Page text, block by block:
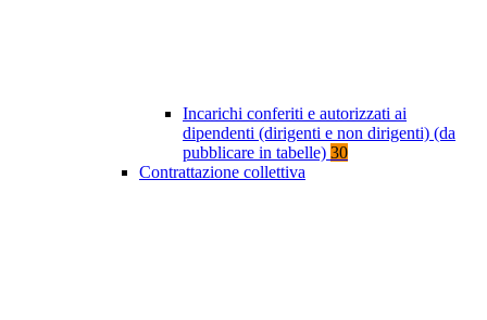
Incarichi conferiti e autorizzati ai
dipendenti (dirigenti e non dirigenti) (da
pubblicare in tabelle) 30
Contrattazione collettiva